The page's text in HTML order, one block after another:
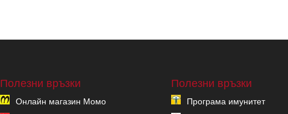
Полезни връзки
Онлайн магазин Момо
Полезни връзки
Програма имунитет